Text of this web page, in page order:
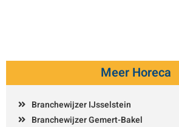
Meer Horeca
Branchewijzer IJsselstein
Branchewijzer Gemert-Bakel